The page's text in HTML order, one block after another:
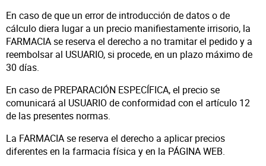
En caso de que un error de introducción de datos o de
cálculo diera lugar a un precio manifiestamente irrisorio, la
FARMACIA se reserva el derecho a no tramitar el pedido y a
reembolsar al USUARIO, si procede, en un plazo máximo de
30 días.
En caso de PREPARACIÓN ESPECÍFICA, el precio se
comunicará al USUARIO de conformidad con el artículo 12
de las presentes normas.
La FARMACIA se reserva el derecho a aplicar precios
diferentes en la farmacia física y en la PÁGINA WEB.